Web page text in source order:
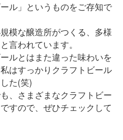
ル」というものをご存知で
模な醸造所がつくる、多様
言われています。
ルとはまた違った味わいを
はすっかりクラフトビール
た(笑)
、さまざまなクラフトビー
すので、ぜひチェックして